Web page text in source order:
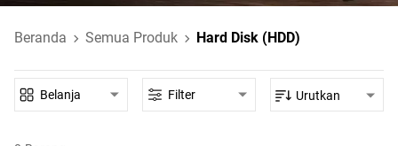
Beranda Semua Produk Hard Disk (HDD)
Belanja Filter Urutkan